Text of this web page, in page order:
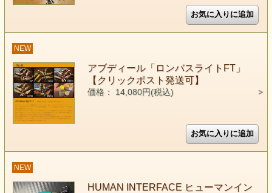
NEW
アブディール「ロンバスライトFT」
【クリックポスト発送可】
価格： 14,080円(税込)
NEW
HUMAN INTERFACE ヒューマンイン